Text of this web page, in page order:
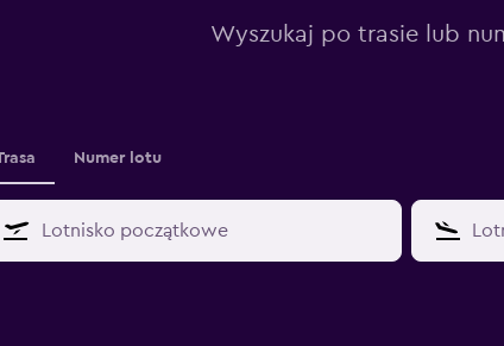
Wyszukaj po trasie lub
Numer lotu